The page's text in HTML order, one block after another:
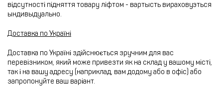
відсутності підняття товару ліфтом - вартысть вираховуэться
ындивыдуально.
Доставка по Україні
Доставка по Україні здійснюється зручним для вас
перевізником, який може привезти як на склад у вашому місті,
так і на вашу адресу (наприклад, вам додому або в офіс) або
запропонуйте ваш варіант.